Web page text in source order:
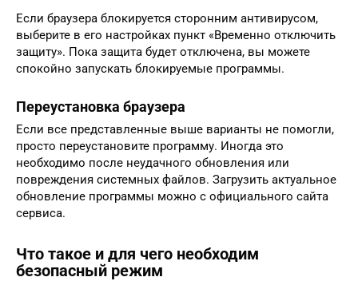
Если браузера блокируется сторонним антивирусом,
выберите в его настройках пункт «Временно отключить
защиту». Пока защита будет отключена, вы можете
спокойно запускать блокируемые программы.
Переустановка браузера
Если все представленные выше варианты не помогли,
просто переустановите программу. Иногда это
необходимо после неудачного обновления или
повреждения системных файлов. Загрузить актуальное
обновление программы можно с официального сайта
сервиса.
Что такое и для чего необходим
безопасный режим